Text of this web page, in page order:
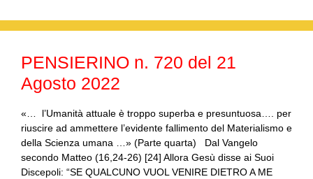
o
o
k
p
p
m di
PENSIERINO n. 720 del 21
Agosto 2022
«… l’Umanità attuale è troppo superba e presuntuosa…. per
riuscire ad ammettere l’evidente fallimento del Materialismo e
della Scienza umana …» (Parte quarta) Dal Vangelo
secondo Matteo (16,24-26) [24] Allora Gesù disse ai Suoi
Discepoli: “SE QUALCUNO VUOL VENIRE DIETRO A ME